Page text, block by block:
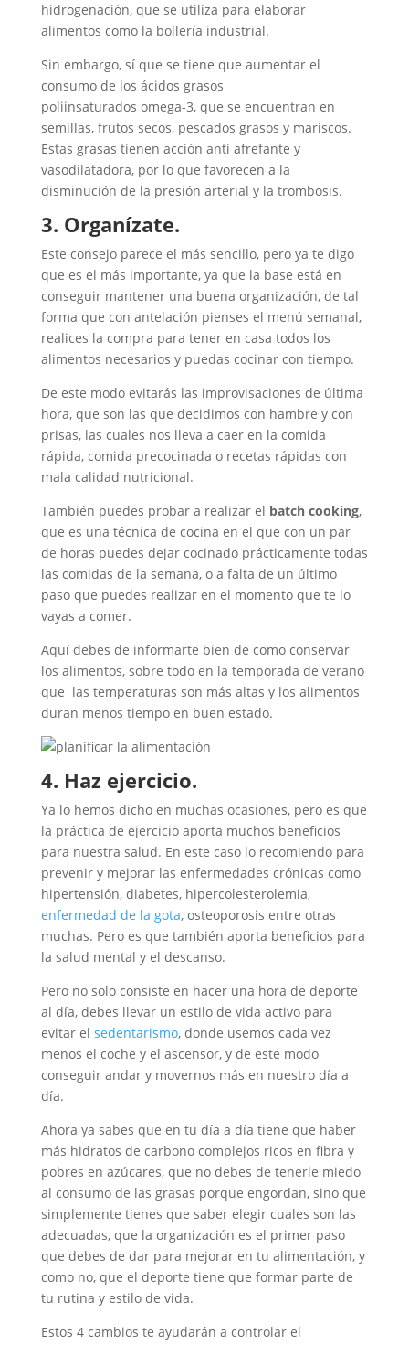
hidrogenación, que se utiliza para elaborar
alimentos como la bollería industrial.
Sin embargo, sí que se tiene que aumentar el
consumo de los ácidos grasos
poliinsaturados omega-3, que se encuentran en
semillas, frutos secos, pescados grasos y mariscos.
Estas grasas tienen acción anti afrefante y
vasodilatadora, por lo que favorecen a la
disminución de la presión arterial y la trombosis.
3. Organízate.
Este consejo parece el más sencillo, pero ya te digo
que es el más importante, ya que la base está en
conseguir mantener una buena organización, de tal
forma que con antelación pienses el menú semanal,
realices la compra para tener en casa todos los
alimentos necesarios y puedas cocinar con tiempo.
De este modo evitarás las improvisaciones de última
hora, que son las que decidimos con hambre y con
prisas, las cuales nos lleva a caer en la comida
rápida, comida precocinada o recetas rápidas con
mala calidad nutricional.
También puedes probar a realizar el batch cooking,
que es una técnica de cocina en el que con un par
de horas puedes dejar cocinado prácticamente todas
las comidas de la semana, o a falta de un último
paso que puedes realizar en el momento que te lo
vayas a comer.
Aquí debes de informarte bien de como conservar
los alimentos, sobre todo en la temporada de verano
que las temperaturas son más altas y los alimentos
duran menos tiempo en buen estado.
4. Haz ejercicio.
Ya lo hemos dicho en muchas ocasiones, pero es que
la práctica de ejercicio aporta muchos beneficios
para nuestra salud. En este caso lo recomiendo para
prevenir y mejorar las enfermedades crónicas como
hipertensión, diabetes, hipercolesterolemia,
enfermedad de la gota, osteoporosis entre otras
muchas. Pero es que también aporta beneficios para
la salud mental y el descanso.
Pero no solo consiste en hacer una hora de deporte
al día, debes llevar un estilo de vida activo para
evitar el sedentarismo, donde usemos cada vez
menos el coche y el ascensor, y de este modo
conseguir andar y movernos más en nuestro día a
día.
Ahora ya sabes que en tu día a día tiene que haber
más hidratos de carbono complejos ricos en fibra y
pobres en azúcares, que no debes de tenerle miedo
al consumo de las grasas porque engordan, sino que
simplemente tienes que saber elegir cuales son las
adecuadas, que la organización es el primer paso
que debes de dar para mejorar en tu alimentación, y
como no, que el deporte tiene que formar parte de
tu rutina y estilo de vida.
Estos 4 cambios te ayudarán a controlar el